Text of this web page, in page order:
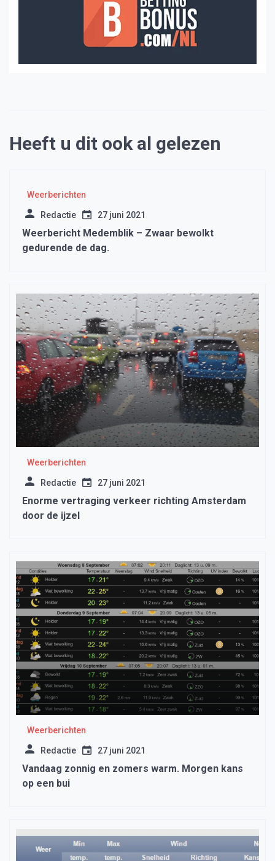
Heeft u dit ook al gelezen
Weerberichten
Redactie 27 juni 2021
Weerbericht Medemblik – Zwaar bewolkt
gedurende de dag.
Weerberichten
Redactie 27 juni 2021
Enorme vertraging verkeer richting Amsterdam
door de ijzel
Weerberichten
Redactie 27 juni 2021
Vandaag zonnig en zomers warm. Morgen kans
op een bui